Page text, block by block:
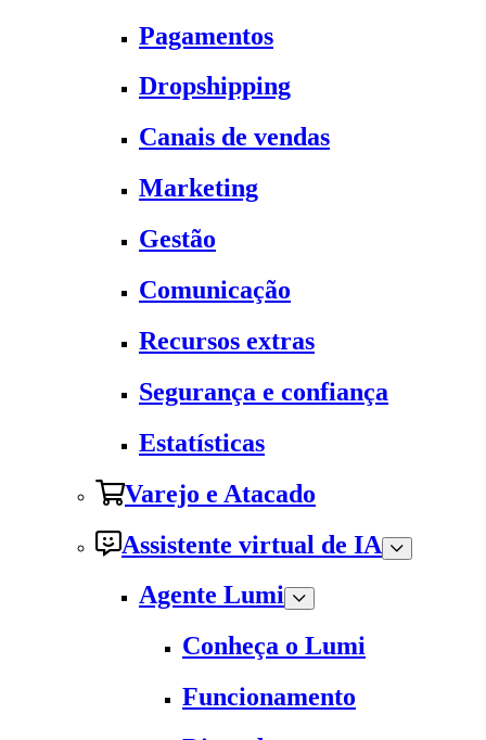
Pagamentos
Dropshipping
Canais de vendas
Marketing
Gestão
Comunicação
Recursos extras
Segurança e confiança
Estatísticas
Varejo e Atacado
Assistente virtual de IA
Agente Lumi
Conheça o Lumi
Funcionamento